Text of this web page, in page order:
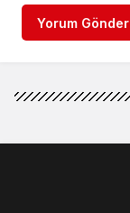
Yorum Gönder